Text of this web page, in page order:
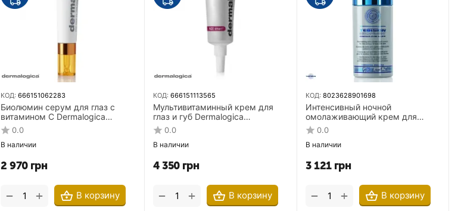
КОД: 666151062283
Биолюмин серум для глаз с
витамином С Dermalogica
Biolumin C Eye Serum 15 мл
0.0
В наличии
2 970 грн
В корзину
+
−
КОД: 666151113565
Мультивитаминный крем для
глаз и губ Dermalogica
Multivitamin Power Firm eye & lip
area 30 мл
0.0
В наличии
4 350 грн
В корзину
+
−
КОД: 8023628901698
Интенсивный ночной
омолаживающий крем для
кожи вокруг глаз Tebiskin
Reticap-EL Night 15 мл
0.0
В наличии
3 121 грн
В корзину
+
−